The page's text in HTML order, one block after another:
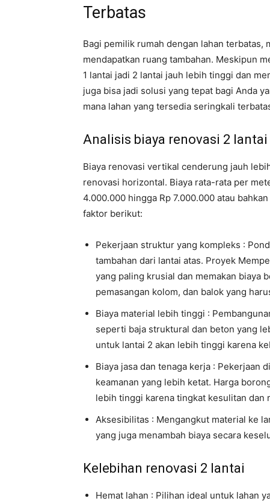
Terbatas
Bagi pemilik rumah dengan lahan
mendapatkan ruang tambahan. Meskipun
1 lantai jadi 2 lantai jauh lebih tinggi dan
juga bisa jadi solusi yang tepat bagi Anda
mana lahan yang tersedia seringkali
Analisis biaya renovasi 2 lantai
Biaya renovasi vertikal cenderung jauh
renovasi horizontal. Biaya rata-rata per
4.000.000 hingga Rp 7.000.000 atau
faktor berikut:
Pekerjaan struktur yang kompleks :
tambahan dari lantai atas. Proyek
yang paling krusial dan memakan biaya
pemasangan kolom, dan balok yang
Biaya material lebih tinggi :
seperti baja struktural dan beton yang
untuk lantai 2 akan lebih tinggi karena
Biaya jasa dan tenaga kerja : Pekerjaan
keamanan yang lebih ketat. Harga
lebih tinggi karena tingkat kesulitan dan
Aksesibilitas : Mengangkut material ke
yang juga menambah biaya secara
Kelebihan renovasi 2 lantai
Hemat lahan : Pilihan ideal untuk lahan